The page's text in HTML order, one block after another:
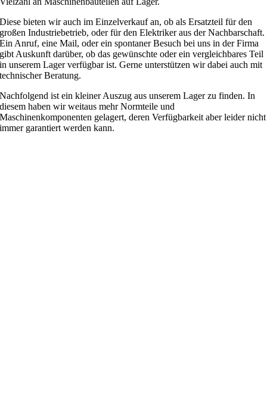
Diese bieten wir auch im Einzelverkauf an, ob als Ersatzteil für den
großen Industriebetrieb, oder für den Elektriker aus der Nachbarschaft.
Ein Anruf, eine Mail, oder ein spontaner Besuch bei uns in der Firma
gibt Auskunft darüber, ob das gewünschte oder ein vergleichbares Teil
in unserem Lager verfügbar ist. Gerne unterstützen wir dabei auch mit
technischer Beratung.
Nachfolgend ist ein kleiner Auszug aus unserem Lager zu finden. In
diesem haben wir weitaus mehr Normteile und
Maschinenkomponenten gelagert, deren Verfügbarkeit aber leider nicht
immer garantiert werden kann.